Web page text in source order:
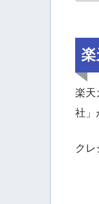
楽天
社」
クレ